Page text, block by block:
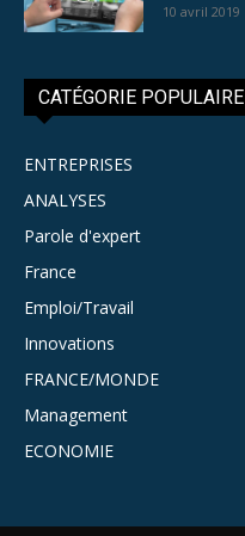
10 avril 2019
CATÉGORIE POPULAIRE
ENTREPRISES
ANALYSES
Parole d'expert
France
Emploi/Travail
Innovations
FRANCE/MONDE
Management
ECONOMIE